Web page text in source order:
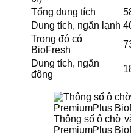
Tổng dung tích
Dung tích, ngăn lạnh
Trong đó có
BioFresh
Dung tích, ngăn
đông
Thông số ô chờ
PremiumPlus